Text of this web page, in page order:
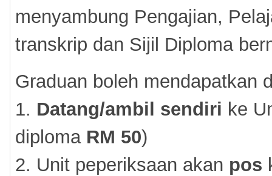
menyambung Pengajian,
transkrip dan Sijil Diploma
Graduan boleh mendapatkan
1. Datang/ambil sendiri ke
diploma RM 50)
2. Unit peperiksaan akan pos